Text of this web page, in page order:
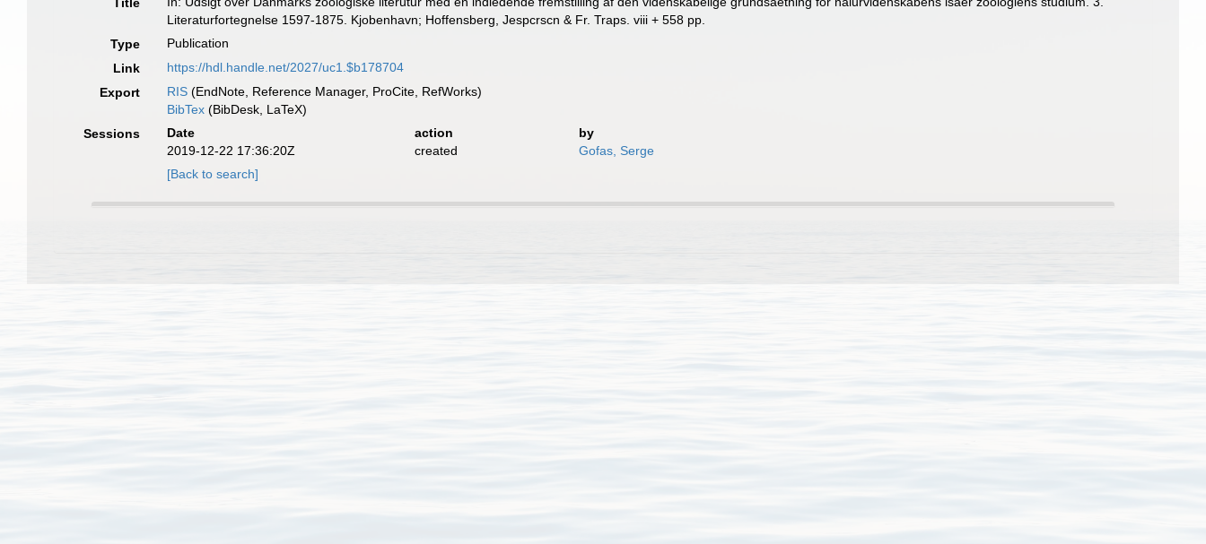
Literaturfortegnelse 1597-1875. Kjobenhavn; Hoffensberg, Jespcrscn & Fr. Traps. viii + 558 pp.
Type
Publication
Link
https://hdl.handle.net/2027/uc1.$b178704
Export
RIS (EndNote, Reference Manager, ProCite, RefWorks)
BibTex (BibDesk, LaTeX)
Sessions
Date action
by
2019-12-22 17:36:20Z
created
Gofas, Serge
[Back to search]